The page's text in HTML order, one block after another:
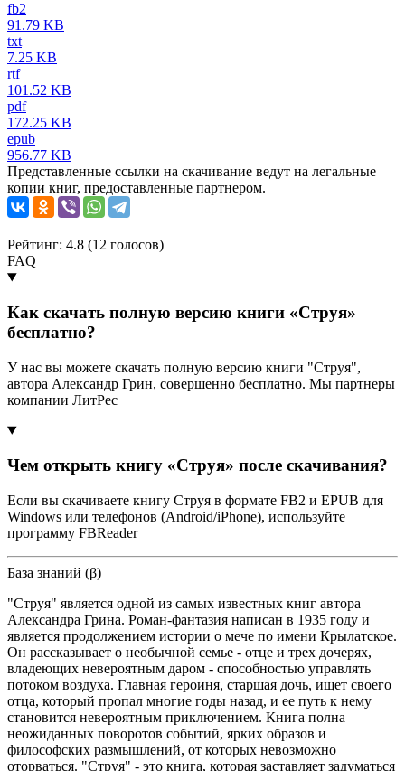
fb2
91.79 KB
txt
7.25 KB
rtf
101.52 KB
pdf
172.25 KB
epub
956.77 KB
Представленные ссылки на скачивание ведут на легальные
копии книг, предоставленные партнером.
Рейтинг: 4.8 (12 голосов)
FAQ
Как скачать полную версию книги «Струя»
бесплатно?
У нас вы можете скачать полную версию книги "Струя",
автора Александр Грин, совершенно бесплатно. Мы партнеры
компании ЛитРес
Чем открыть книгу «Струя» после скачивания?
Если вы скачиваете книгу Струя в формате FB2 и EPUB для
Windows или телефонов (Android/iPhone), используйте
программу FBReader
База знаний (β)
"Струя" является одной из самых известных книг автора
Александра Грина. Роман-фантазия написан в 1935 году и
является продолжением истории о мече по имени Крылатское.
Он рассказывает о необычной семье - отце и трех дочерях,
владеющих невероятным даром - способностью управлять
потоком воздуха. Главная героиня, старшая дочь, ищет своего
отца, который пропал многие годы назад, и ее путь к нему
становится невероятным приключением. Книга полна
неожиданных поворотов событий, ярких образов и
философских размышлений, от которых невозможно
оторваться. "Струя" - это книга, которая заставляет задуматься